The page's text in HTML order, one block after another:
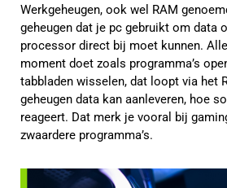
Werkgeheugen, ook wel RAM
geheugen dat je pc gebruikt om data
processor direct bij moet kunnen.
moment doet zoals programma’s
tabbladen wisselen, dat loopt via het
geheugen data kan aanleveren, hoe
reageert. Dat merk je vooral bij
zwaardere programma’s.